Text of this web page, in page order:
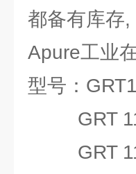
都备有库存
Apure工业
型号：
GRT
GRT